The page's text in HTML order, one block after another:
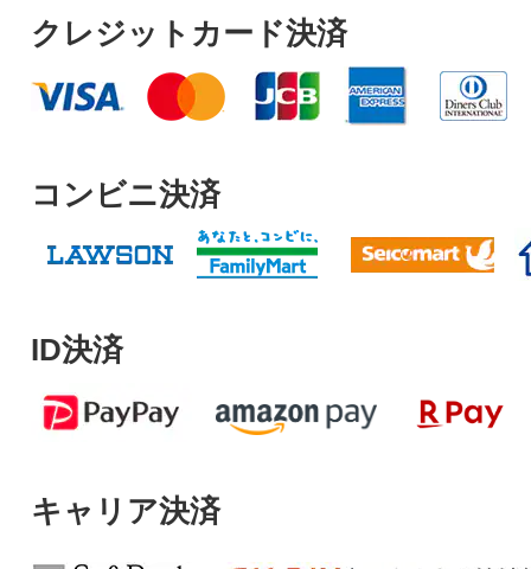
クレジットカード決済
コンビニ決済
ID決済
キャリア決済